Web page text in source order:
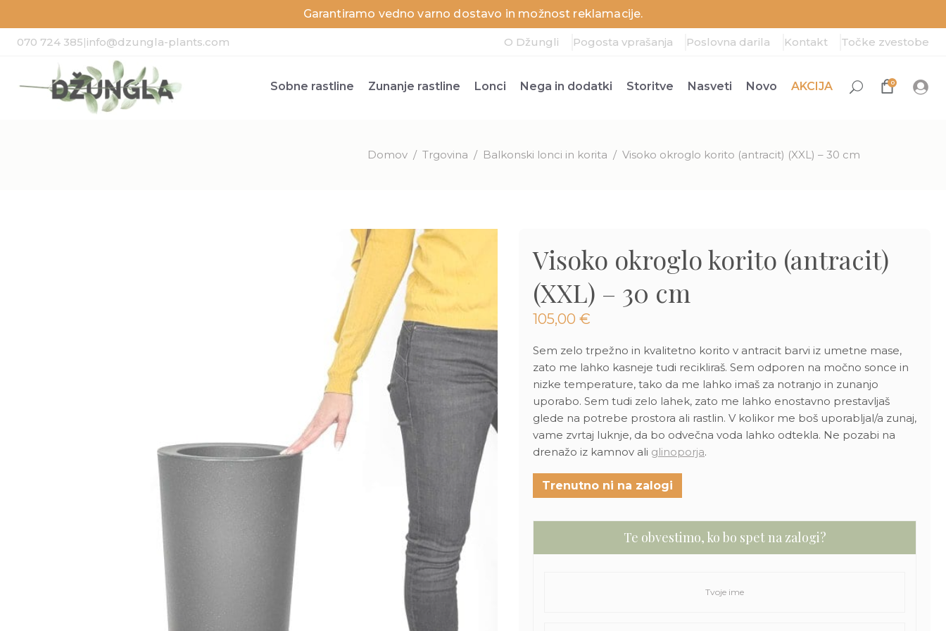
Garantiramo vedno varno dostavo in možnost reklamacije.
070 724 385|info@dzungla-plants.com O Džungli Pogosta vprašanja Poslovna darila Kontakt Točke zvestobe
Sobne rastline Zunanje rastline Lonci Nega in dodatki Storitve Nasveti Novo AKCIJA 0
Domov / Trgovina / Balkonski lonci in korita / Visoko okroglo korito (antracit) (XXL) – 30 cm
Visoko okroglo korito (antracit)
(XXL) – 30 cm
105,00 €
Sem zelo trpežno in kvalitetno korito v antracit barvi iz umetne mase,
zato me lahko kasneje tudi recikliraš. Sem odporen na močno sonce in
nizke temperature, tako da me lahko imaš za notranjo in zunanjo
uporabo. Sem tudi zelo lahek, zato me lahko enostavno prestavljaš
glede na potrebe prostora ali rastlin. V kolikor me boš uporabljal/a zunaj,
vame zvrtaj luknje, da bo odvečna voda lahko odtekla. Ne pozabi na
drenažo iz kamnov ali glinoporja.
Trenutno ni na zalogi
Te obvestimo, ko bo spet na zalogi?